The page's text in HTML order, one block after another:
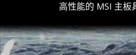
高性能的 MSI 主板